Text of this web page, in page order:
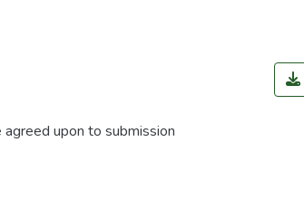
upon to submission